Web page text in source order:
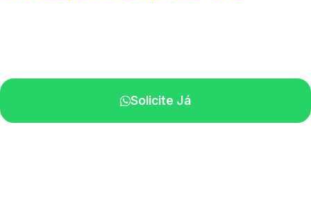
Solicite Já